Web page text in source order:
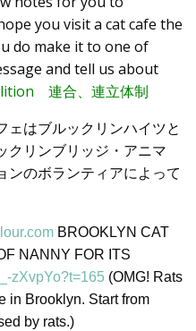
you visit a cat cafe the
do make it to one of
and tell us about
連合、連立体制
ェはブルックリンハイツと
クリンブリッジ・アニマ
ンのボランティアによって
BROOKLYN CAT
NANNY FOR ITS
zXvpYo?t=165 (OMG! Rats
in Brooklyn. Start from
by rats.)